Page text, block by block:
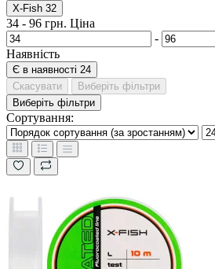
X-Fish 32
34 - 96 грн. Ціна
-
Наявність
Є в наявності 24
Скасувати
Виберіть фільтри
Виберіть фільтри
Сортування: